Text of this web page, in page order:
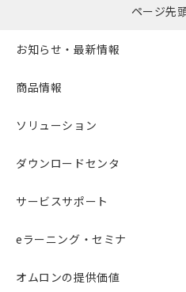
ページ先
お知らせ・最新情報
商品情報
ソリューション
ダウンロードセンタ
サービスサポート
eラーニング・セミナ
オムロンの提供価値